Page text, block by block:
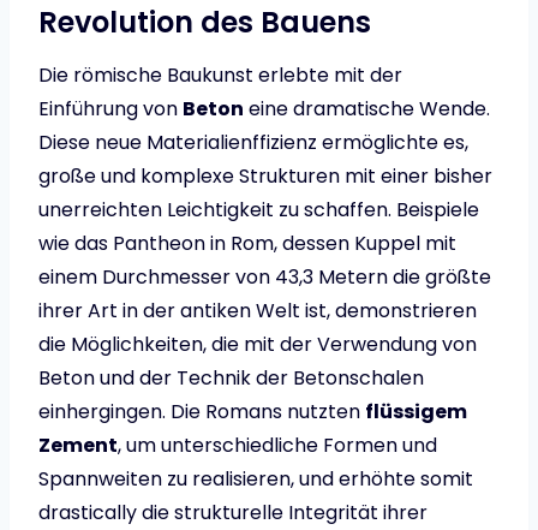
Revolution des Bauens
Die römische Baukunst erlebte mit der
Einführung von Beton eine dramatische Wende.
Diese neue Materialienffizienz ermöglichte es,
große und komplexe Strukturen mit einer bisher
unerreichten Leichtigkeit zu schaffen. Beispiele
wie das Pantheon in Rom, dessen Kuppel mit
einem Durchmesser von 43,3 Metern die größte
ihrer Art in der antiken Welt ist, demonstrieren
die Möglichkeiten, die mit der Verwendung von
Beton und der Technik der Betonschalen
einhergingen. Die Romans nutzten flüssigem
Zement, um unterschiedliche Formen und
Spannweiten zu realisieren, und erhöhte somit
drastically die strukturelle Integrität ihrer